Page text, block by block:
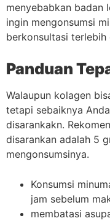
menyebabkan badan
ingin mengonsumsi
berkonsultasi
Panduan
Walaupun kolagen
tetapi sebaiknya
disarankakn.
disarankan adalah 5
mengonsumsinya.
Konsumsi
jam sebelum
membatasi